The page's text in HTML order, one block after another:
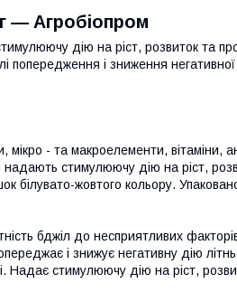
― Агробіопром
дію на ріст, розвиток та
і зниження негативної
мікро - та макроелементи, вітаміни,
надають стимулюючу дію на ріст,
білувато-жовтого кольору.
бджіл до несприятливих
і знижує негативну дію
Надає стимулюючу дію на ріст,